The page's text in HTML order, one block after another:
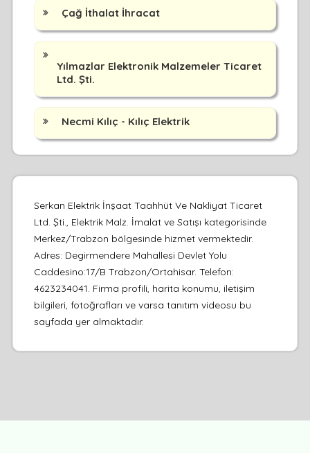
Çağ İthalat İhracat
Yılmazlar Elektronik Malzemeler Ticaret
Ltd. Şti.
Necmi Kılıç - Kılıç Elektrik
Serkan Elektrik İnşaat Taahhüt Ve Nakliyat Ticaret
Ltd. Şti., Elektrik Malz. İmalat ve Satışı kategorisinde
Merkez/Trabzon bölgesinde hizmet vermektedir.
Adres: Degirmendere Mahallesi Devlet Yolu
Caddesino:17/B Trabzon/Ortahisar. Telefon:
4623234041. Firma profili, harita konumu, iletişim
bilgileri, fotoğrafları ve varsa tanıtım videosu bu
sayfada yer almaktadır.